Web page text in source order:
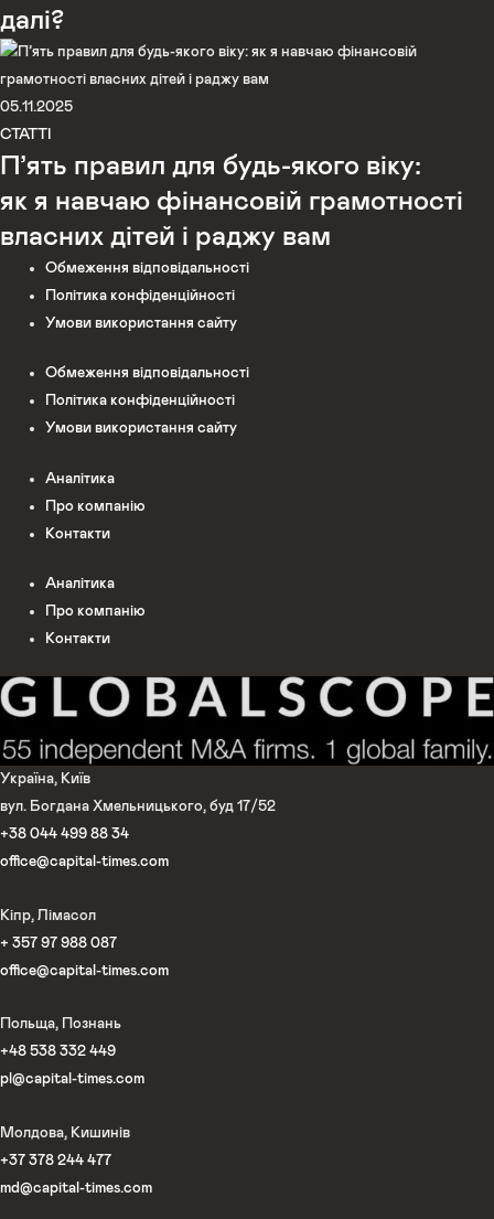
далі?
05.11.2025
СТАТТІ
П’ять правил для будь-якого віку:
як я навчаю фінансовій грамотності
власних дітей і раджу вам
Обмеження відповідальності
Політика конфіденційності
Умови використання сайту
Обмеження відповідальності
Політика конфіденційності
Умови використання сайту
Аналітика
Про компанію
Контакти
Аналітика
Про компанію
Контакти
Україна, Київ
вул. Богдана Хмельницького, буд 17/52
+38 044 499 88 34
office@capital-times.com
Кіпр, Лімасол
+ 357 97 988 087
office@capital-times.com
Польща, Познань
+48 538 332 449
pl@capital-times.com
Молдова, Кишинів
+37 378 244 477
md@capital-times.com